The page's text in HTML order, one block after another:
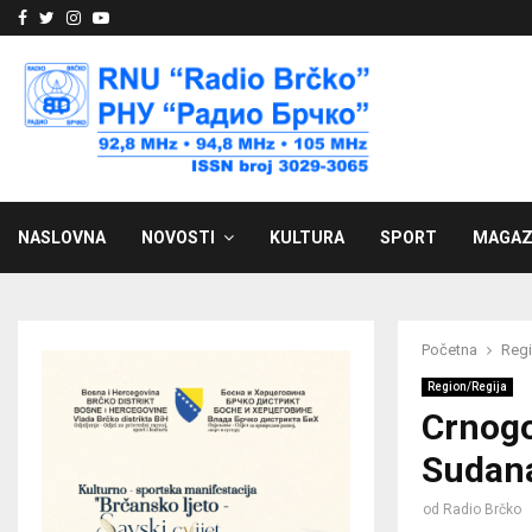
Facebook
Twitter
Instagram
Youtube
NASLOVNA NOVOSTI KULTURA SPORT
Početna
Region/Regija
od Radio Brčko